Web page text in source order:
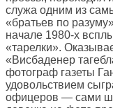
служа одним из
«братьев по
начале 1980-х
«тарелки».
«Висбаденер
фотограф газеты
удовольствием
офицеров — сами